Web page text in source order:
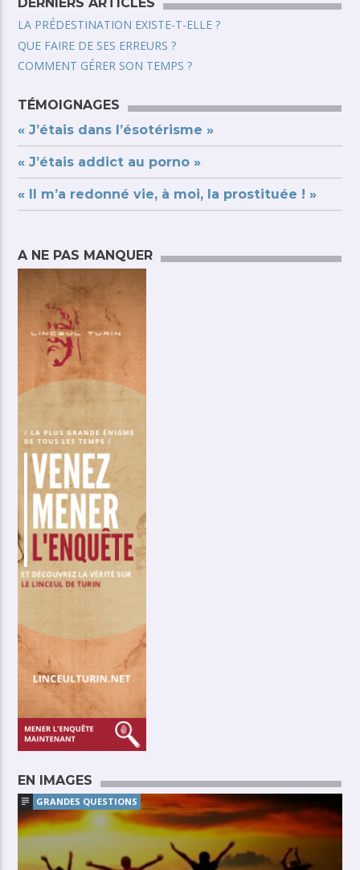
DERNIERS ARTICLES
LA PRÉDESTINATION EXISTE-T-ELLE ?
QUE FAIRE DE SES ERREURS ?
COMMENT GÉRER SON TEMPS ?
TÉMOIGNAGES
« J’étais dans l’ésotérisme »
« J’étais addict au porno »
« Il m’a redonné vie, à moi, la prostituée ! »
A NE PAS MANQUER
EN IMAGES
GRANDES QUESTIONS